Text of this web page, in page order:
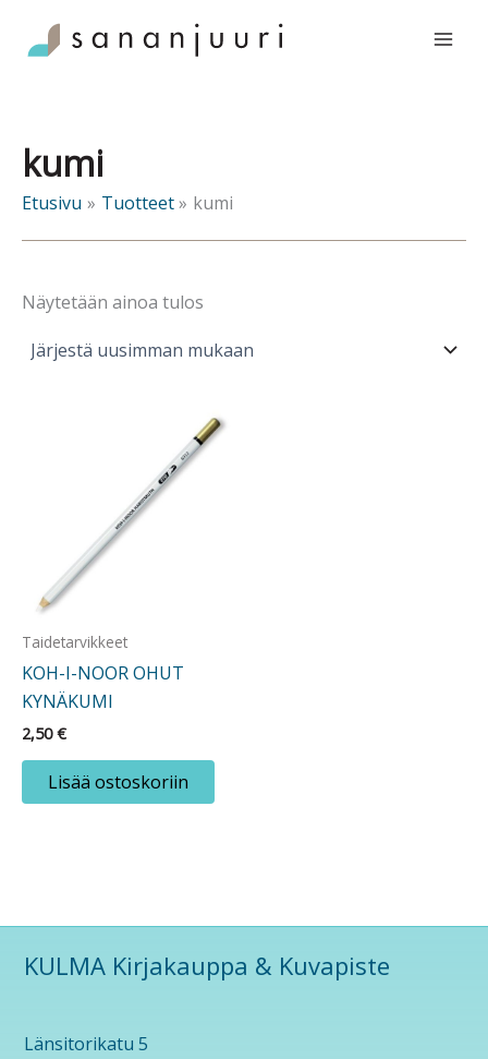
sisältöön
kumi
Etusivu Tuotteet kumi
Näytetään ainoa tulos
Taidetarvikkeet
KOH-I-NOOR OHUT
KYNÄKUMI
2,50€
Lisää ostoskoriin
KULMA Kirjakauppa & Kuvapiste
Länsitorikatu 5